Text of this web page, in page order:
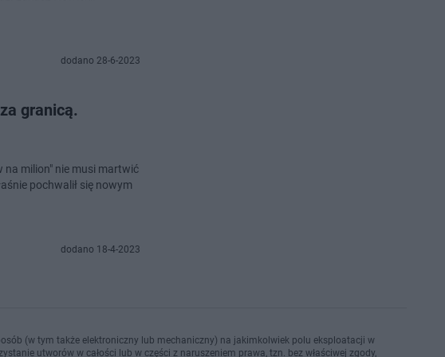
dodano 28-6-2023
granicą.
na milion" nie musi martwić
pochwalił się nowym
dodano 18-4-2023
(w tym także elektroniczny lub mechaniczny) na jakimkolwiek polu eksploatacji w
utworów w całości lub w części z naruszeniem prawa, tzn. bez właściwej zgody,